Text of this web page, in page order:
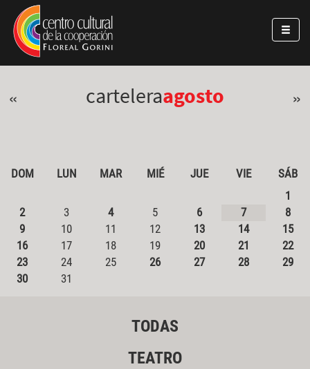
Pasar al contenido principal
Jump to main content
« carteleraagosto »
DOM LUN MAR MIÉ JUE VIE
SÁB
1
2
3 4 5 6 7
8
9
10 11 12 13 14
15
16
17 18 19 20 21
22
23
24 25 26 27 28
29
30
31
TODAS
TEATRO